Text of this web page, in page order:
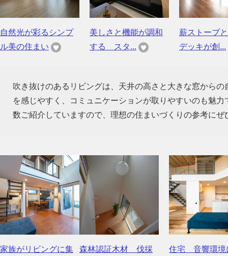
自然光が彩るシンプ
ル美の住まい
美しさと機能が調和
する スタ...
薪ストーブ
デッキが創...
吹き抜けのあるリビングは、天井の高さと大きな窓から
を感じやすく、コミュニケーションが取りやすいのも魅
数ご紹介していますので、理想の住まいづくりの参考にぜ
家族がリビングに集
森林認証木材 伐採
住宅 音響環境